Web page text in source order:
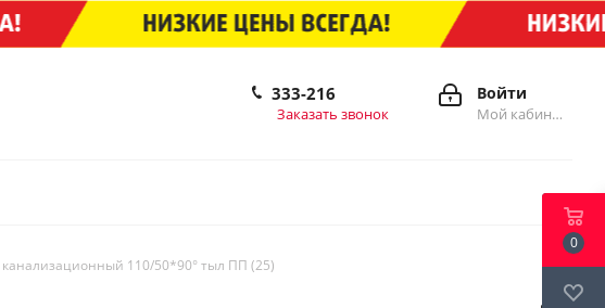
Войти
Мой кабинет
333-216
Заказать звонок
канализационный 110/50*90° тыл ПП (25)
0